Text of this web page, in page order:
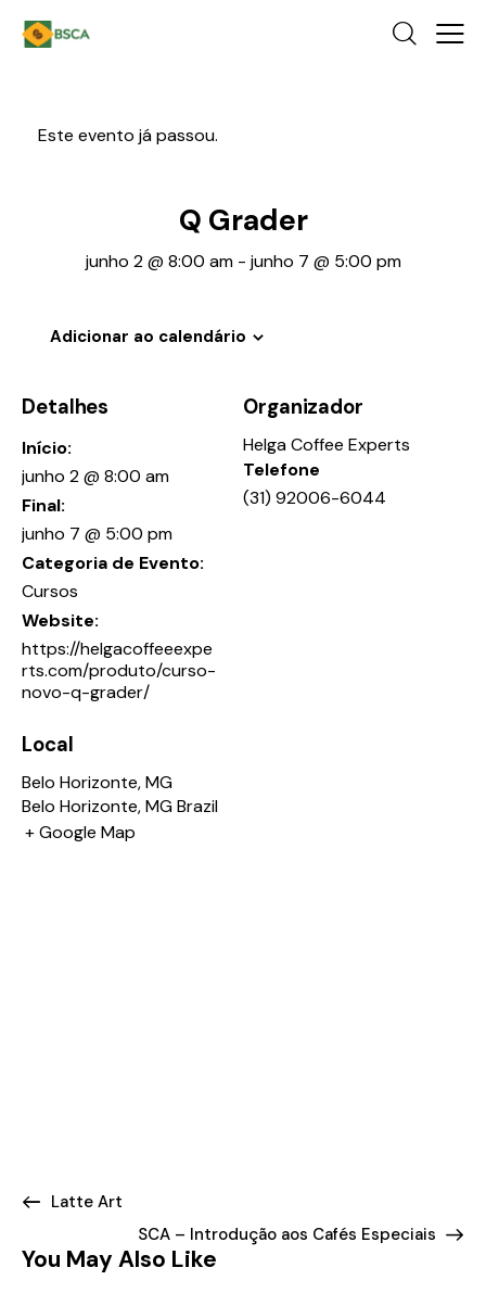
Este evento já passou.
Q Grader
junho 2 @ 8:00 am- junho 7 @ 5:00 pm
Adicionar ao calendário
Detalhes
Início:
junho 2 @ 8:00 am
Final:
junho 7 @ 5:00 pm
Categoria de Evento:
Cursos
Website:
https://helgacoffeeexpe
rts.com/produto/curso-
novo-q-grader/
Organizador
Helga Coffee Experts
Telefone
(31) 92006-6044
Local
Belo Horizonte, MG
Belo Horizonte,MGBrazil
+ Google Map
Latte Art
SCA – Introdução aos Cafés Especiais
You May Also Like